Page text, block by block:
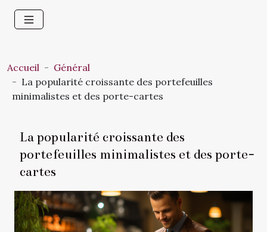
Accueil
Général
La popularité croissante des portefeuilles
minimalistes et des porte-cartes
La popularité croissante des
portefeuilles minimalistes et des porte-
cartes